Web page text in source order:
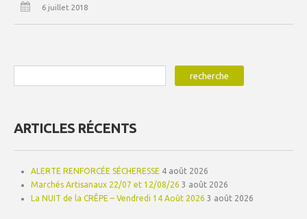
6 juillet 2018
ARTICLES RÉCENTS
ALERTE RENFORCÉE SÉCHERESSE 4 août 2026
Marchés Artisanaux 22/07 et 12/08/26 3 août 2026
La NUIT de la CRÊPE – Vendredi 14 Août 2026 3 août 2026